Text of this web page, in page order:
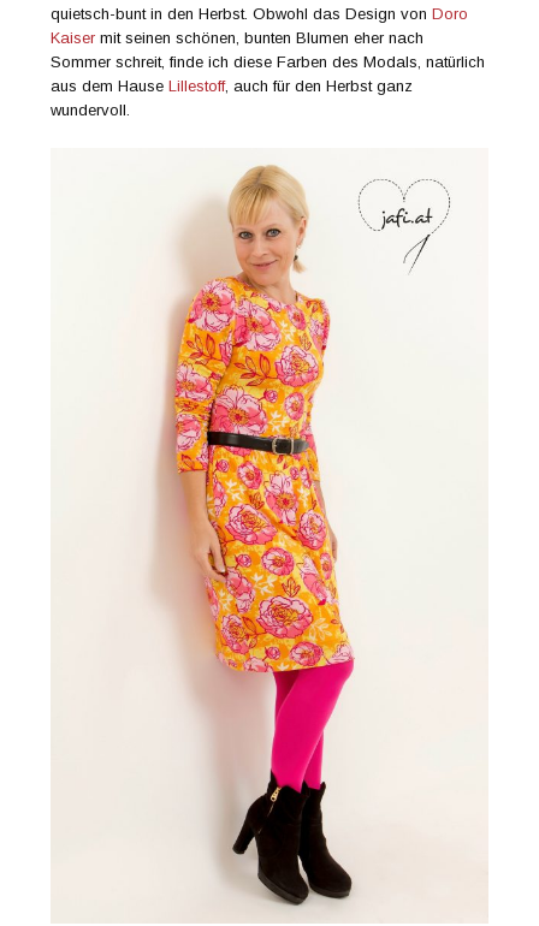
quietsch-bunt in den Herbst. Obwohl das Design vonDoro
Kaiser mit seinen schönen, bunten Blumen eher nach
Sommer schreit, finde ich diese Farben des Modals, natürlich
aus dem HauseLillestoff, auch für den Herbst ganz
wundervoll.